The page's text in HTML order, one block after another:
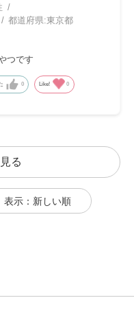
都道府県:東京都
つです
0 Like! 0
る
表示：新しい順